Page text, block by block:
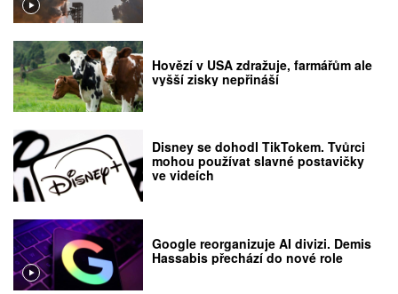
Hovězí v USA zdražuje, farmářům ale
vyšší zisky nepřináší
Disney se dohodl TikTokem. Tvůrci
mohou používat slavné postavičky
ve videích
Google reorganizuje AI divizi. Demis
Hassabis přechází do nové role